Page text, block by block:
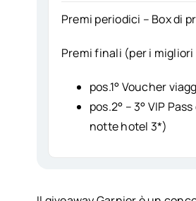
Premi periodici – Box di
Premi finali (per i
pos.1° Voucher
pos.2° – 3° VIP
notte hotel 3*)